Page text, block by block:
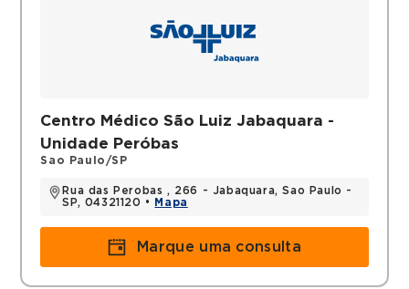
Centro Médico São Luiz Jabaquara -
Unidade Peróbas
Sao Paulo/SP
Rua das Perobas , 266 - Jabaquara, Sao Paulo -
SP, 04321120 •
Mapa
Marque uma consulta